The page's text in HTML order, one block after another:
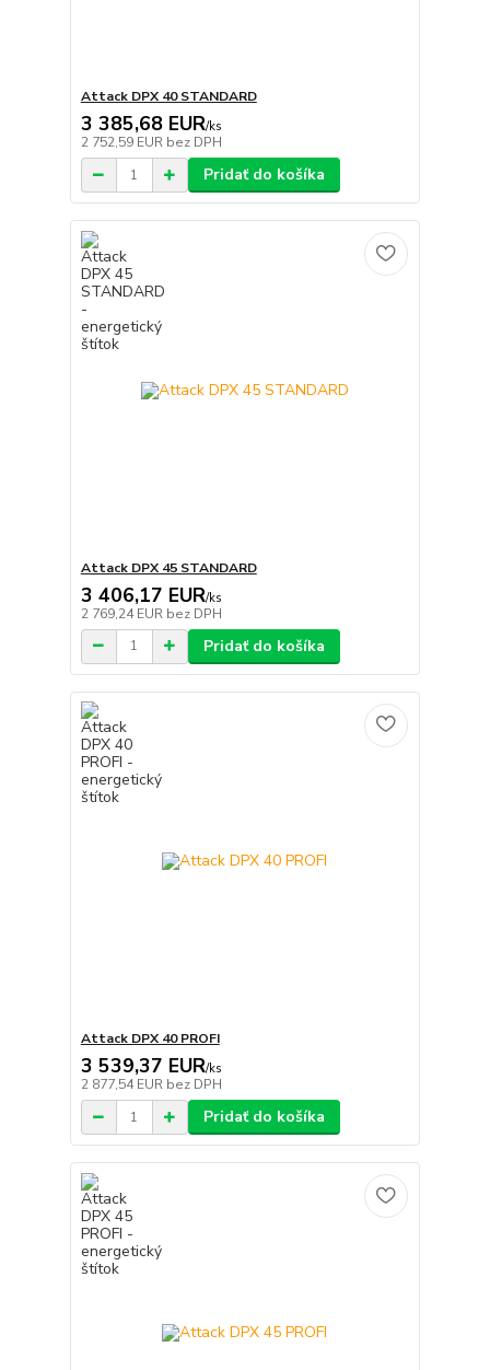
Attack DPX 40 STANDARD
3 385,68 EUR/ks
2 752,59 EUR bez DPH
Pridať do košíka
Attack DPX 45 STANDARD
3 406,17 EUR/ks
2 769,24 EUR bez DPH
Pridať do košíka
Attack DPX 40 PROFI
3 539,37 EUR/ks
2 877,54 EUR bez DPH
Pridať do košíka